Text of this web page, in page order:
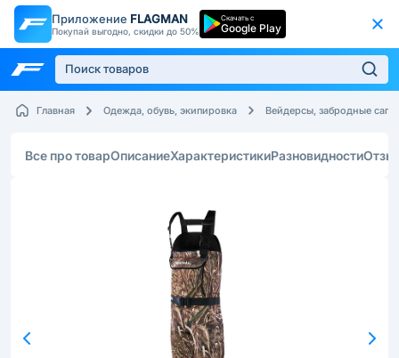
Приложение FLAGMAN
Покупай выгодно, скидки до 50%
Скачать с
Google Play
Главная Одежда, обувь, экипировка Вейдерсы, забродные
Все про товарОписаниеХарактеристикиРазновидности